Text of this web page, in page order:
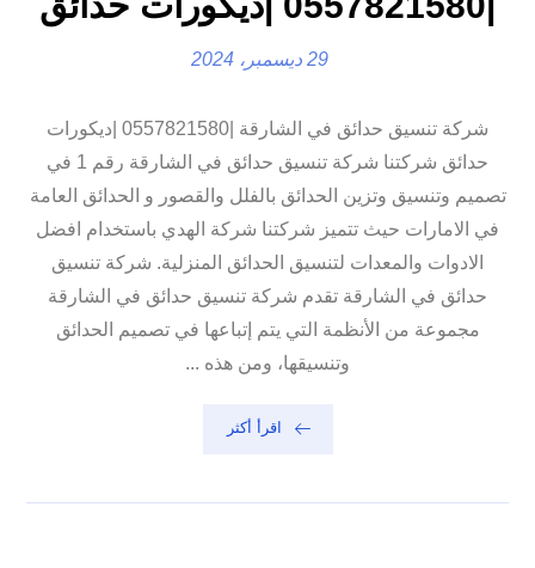
29 ديسمبر، 2024
شركة تنسيق حدائق في الشارقة |0557821580 |ديكورات
حدائق شركتنا شركة تنسيق حدائق في الشارقة رقم 1 في
تصميم وتنسيق وتزين الحدائق بالفلل والقصور و الحدائق العامة
في الامارات حيث تتميز شركتنا شركة الهدي باستخدام افضل
الادوات والمعدات لتنسيق الحدائق المنزلية. شركة تنسيق
حدائق في الشارقة تقدم شركة تنسيق حدائق في الشارقة
مجموعة من الأنظمة التي يتم إتباعها في تصميم الحدائق
وتنسيقها، ومن هذه ...
اقرأ أكثر